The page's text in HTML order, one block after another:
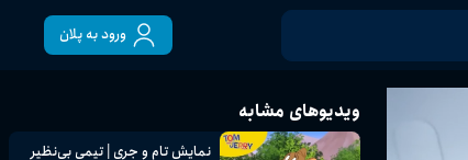
ورود به پلان
ویدیوهای مشابه
نمایش تام و جری | تیمی بی‌نظیر